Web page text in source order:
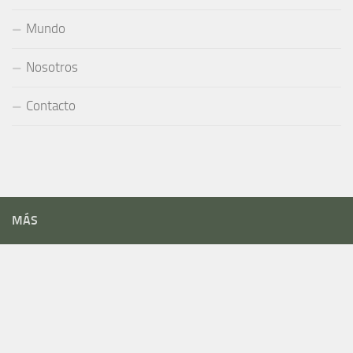
Mundo
Nosotros
Contacto
MÁS